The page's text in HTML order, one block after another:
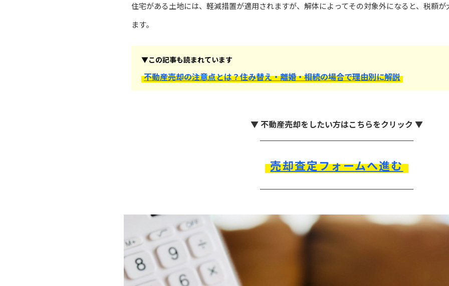
住宅がある土地には、軽減措置が適用されますが、解体によってその対象外になると、税額が
ます。
▼この記事も読まれています
不動産売却の注意点とは？住み替え・離婚・相続の場合で理由別に解説
▼ 不動産売却をしたい方はこちらをクリック ▼
売却査定フォームへ進む